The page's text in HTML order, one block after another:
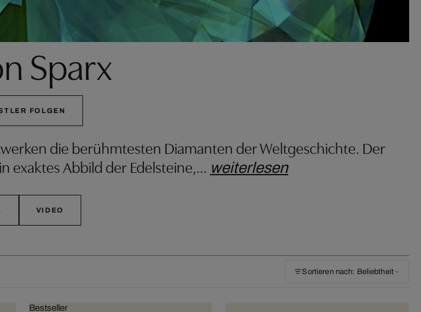
Sparx
FOLGEN
die berühmtesten Diamanten der Weltgeschichte. Der
exaktes Abbild der Edelsteine,… weiterlesen
VIDEO
Sortieren nach: Beliebtheit
Bestseller